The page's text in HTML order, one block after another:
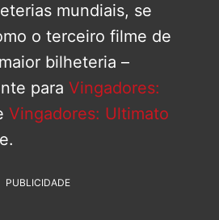
mundiais, se
o terceiro filme de
bilheteria –
para Vingadores:
Vingadores: Ultimato
PUBLICIDADE